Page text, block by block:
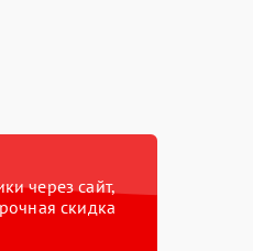
через сайт,
скидка